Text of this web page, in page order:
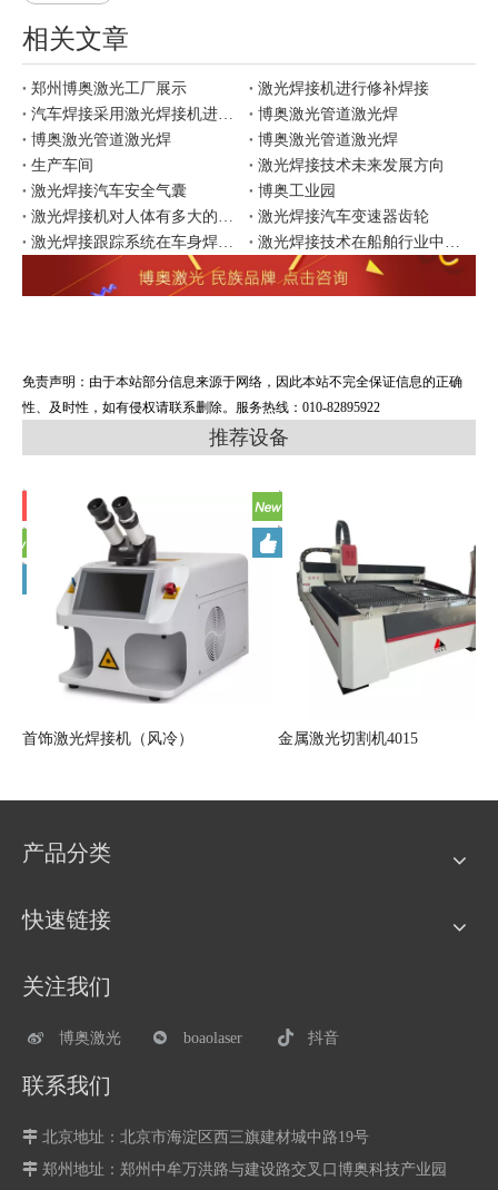
相关文章
郑州博奥激光工厂展示
激光焊接机进行修补焊接
汽车焊接采用激光焊接机进行焊接有哪些优势
博奥激光管道激光焊
博奥激光管道激光焊
博奥激光管道激光焊
生产车间
激光焊接技术未来发展方向
激光焊接汽车安全气囊
博奥工业园
激光焊接机对人体有多大的影响
激光焊接汽车变速器齿轮
激光焊接跟踪系统在车身焊接中的应用
激光焊接技术在船舶行业中的应用
免责声明：由于本站部分信息来源于网络，因此本站不完全保证信息的正确
性、及时性，如有侵权请联系删除。服务热线：010-82895922
推荐设备
首饰激光焊接机（风冷） 金属激光切割机4015
产品分类
快速链接
关注我们
博奥激光 boaolaser 抖音
联系我们
 北京地址：北京市海淀区西三旗建材城中路19号
 郑州地址： 郑州中牟万洪路与建设路交叉口博奥科技产业园